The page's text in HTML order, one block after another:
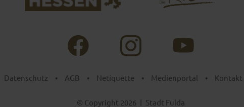
Datenschutz • AGB • Netiquette • Medienportal • Kontakt
© Copyright 2026 | Stadt Fulda